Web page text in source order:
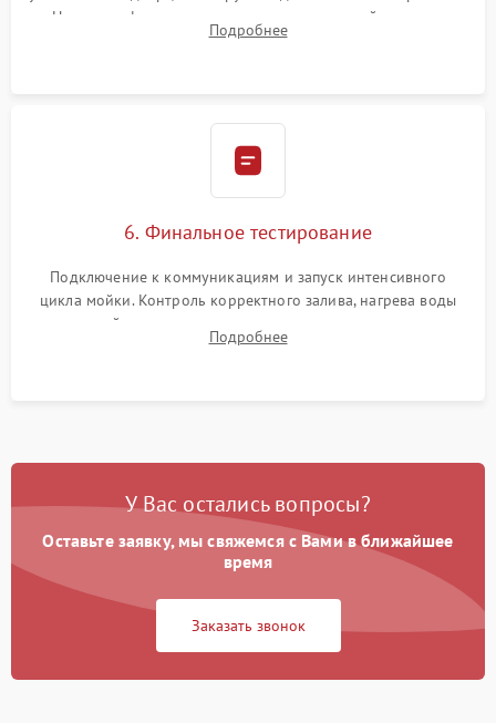
Надежная фиксация хомутов гидравлической системы,
сборка корпуса и установка датчика поплавка.
Подробнее
6. Финальное тестирование
Подключение к коммуникациям и запуск интенсивного
цикла мойки. Контроль корректного залива, нагрева воды
до нужной температуры, отсутствия посторонних шумов,
штатного слива и абсолютной сухости в поддоне.
Подробнее
У Вас остались вопросы?
Оставьте заявку, мы свяжемся с Вами в ближайшее
время
Заказать звонок